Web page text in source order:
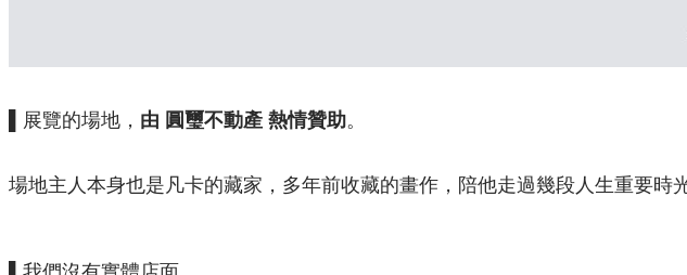
展覽的場地， 由 圓璽不動產 熱情贊助。
場地主人本身也是凡卡的藏家，多年前收藏的畫作，陪他走過幾段人生重要時